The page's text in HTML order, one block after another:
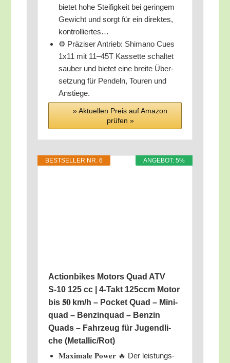
bie­tet hohe Stei­fig­keit bei gerin­gem
Gewicht und sorgt für ein direk­tes,
kontrolliertes…
⚙️ Prä­zi­ser Antrieb: Shi­ma­no Cues
1x11 mit 11–45T Kas­set­te schal­tet
sau­ber und bie­tet eine brei­te Über­
set­zung für Pen­deln, Tou­ren und
Anstiege.
» Aktu­el­len Preis auf Ama­zon
prü­fen »
ANGE­BOT: 5%
BEST­SEL­LER NR. 6
Action­bikes Motors Quad ATV
S‑10 125 cc | 4‑Takt 125ccm Motor
bis 𝟓𝟎 km/​h – Pocket Quad – Mini­
quad – Ben­zin­quad – Ben­zin
Quads – Fahr­zeug für Jugend­li­
che (Metallic/​Rot)
𝐌𝐚𝐱𝐢𝐦𝐚𝐥𝐞 𝐏𝐨𝐰𝐞𝐫 🔥 Der leis­tungs­